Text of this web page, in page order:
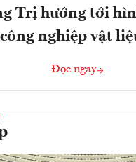
Trị hướng tới
nghiệp vật
Đọc ngay